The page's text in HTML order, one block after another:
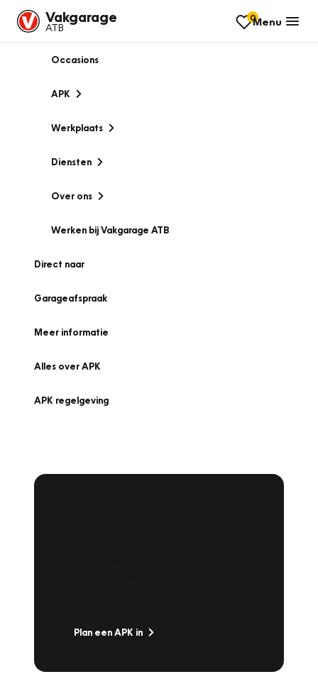
Vakgarage
ATB
0Menu
Occasions
APK
Werkplaats
Diensten
Over ons
Werken bij Vakgarage ATB
Direct naar
Garageafspraak
Meer informatie
Alles over APK
APK regelgeving
Plan een APK in